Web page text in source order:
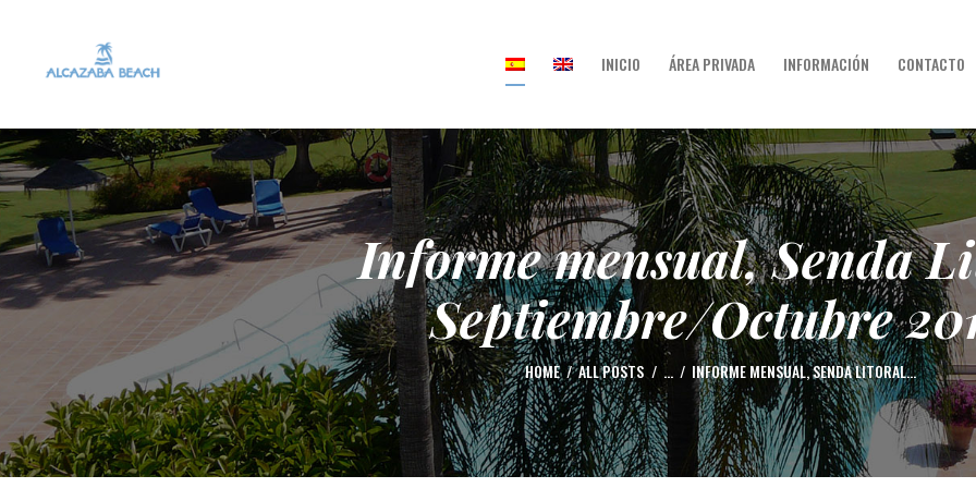
INICIO ÁREA PRIVADA INFORMACIÓN CONTACTO
Informe mensual, Senda
Septiembre/Octubre
HOME ALL POSTS ... INFORME MENSUAL, SENDA LITORAL...
ÁREA PRIVADA
INFORMACIÓN
CONTACTO